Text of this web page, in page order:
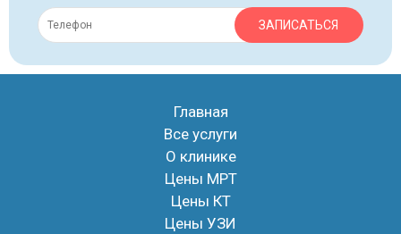
ЗАПИСАТЬСЯ
Главная
Все услуги
О клинике
Цены МРТ
Цены КТ
Цены УЗИ